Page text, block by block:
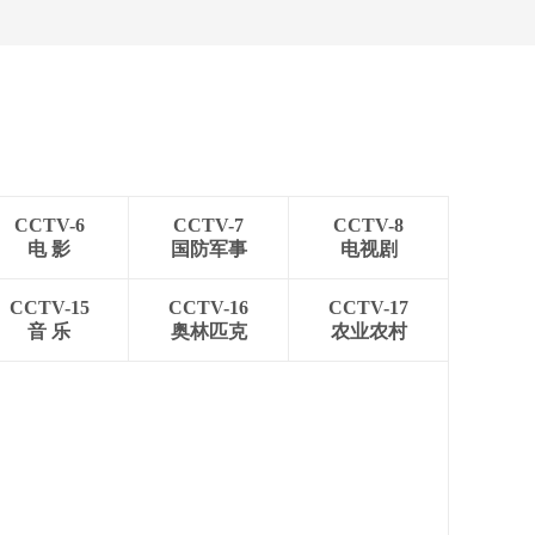
CCTV-6
电 影
CCTV-7
国防军事
CCTV-8
电视剧
CCTV-15
音 乐
CCTV-16
奥林匹克
CCTV-17
农业农村